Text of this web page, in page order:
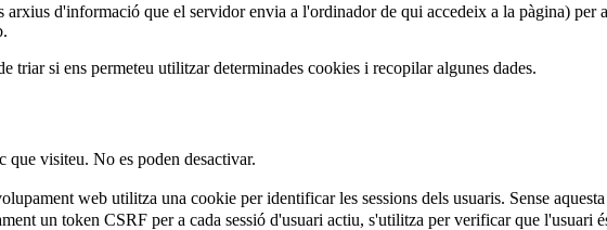
d'informació que el servidor envia a l'ordinador de qui accedeix a la pàgina)
si ens permeteu utilitzar determinades cookies i recopilar algunes dades.
que visiteu. No es poden desactivar.
web utilitza una cookie per identificar les sessions dels usuaris. Sense
un token CSRF per a cada sessió d'usuari actiu, s'utilitza per verificar que l'usuari